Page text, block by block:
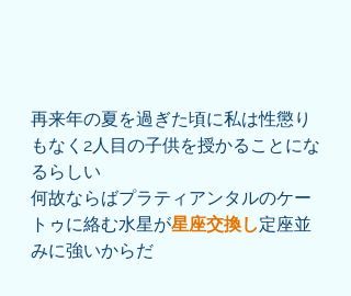
再来年の夏を過ぎた頃に私は性懲り
もなく2人目の子供を授かることにな
るらしい
何故ならばプラティアンタルのケー
トゥに絡む水星が星座交換し定座並
みに強いからだ